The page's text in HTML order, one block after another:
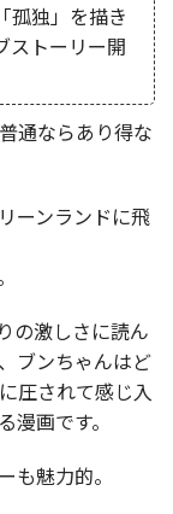
独」を描き
ストーリー開
通ならあり得な
ーンランドに飛
の激しさに読ん
ブンちゃんはど
圧されて感じ入
画です。
も魅力的。